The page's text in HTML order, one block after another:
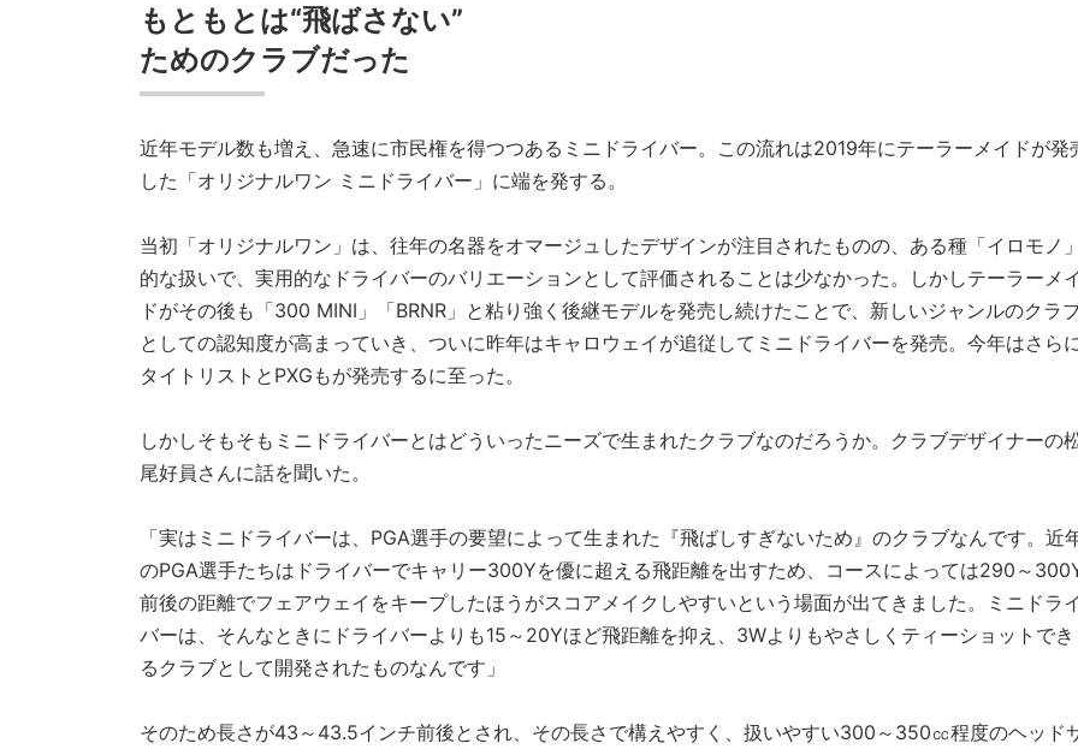
もともとは“飛ばさない”
ためのクラブだった
近年モデル数も増え、急速に市民権を得つつあるミニドライバー。この流れは2019年にテーラーメイドが発
した「オリジナルワン ミニドライバー」に端を発する。
当初「オリジナルワン」は、往年の名器をオマージュしたデザインが注目されたものの、ある種「イロモノ
的な扱いで、実用的なドライバーのバリエーションとして評価されることは少なかった。しかしテーラーメ
ドがその後も「300 MINI」「BRNR」と粘り強く後継モデルを発売し続けたことで、新しいジャンルのクラ
としての認知度が高まっていき、ついに昨年はキャロウェイが追従してミニドライバーを発売。今年はさら
タイトリストとPXGもが発売するに至った。
しかしそもそもミニドライバーとはどういったニーズで生まれたクラブなのだろうか。クラブデザイナーの
尾好員さんに話を聞いた。
「実はミニドライバーは、PGA選手の要望によって生まれた『飛ばしすぎないため』のクラブなんです。近
のPGA選手たちはドライバーでキャリー300Yを優に超える飛距離を出すため、コースによっては290～
前後の距離でフェアウェイをキープしたほうがスコアメイクしやすいという場面が出てきました。ミニドラ
バーは、そんなときにドライバーよりも15～20Yほど飛距離を抑え、3Wよりもやさしくティーショットでき
るクラブとして開発されたものなんです」
そのため長さが43～43.5インチ前後とされ、その長さで構えやすく、扱いやすい300～350㏄程度のヘッド